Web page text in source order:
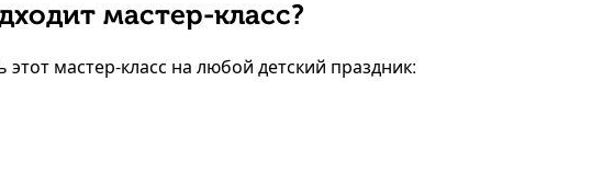
мастер-класс?
этот мастер-класс на любой детский праздник: